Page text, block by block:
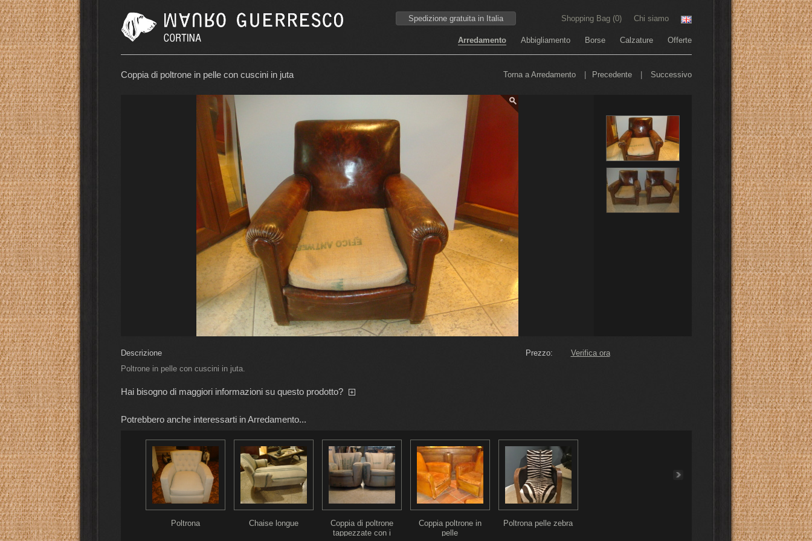
Spedizione gratuita in Italia Shopping Bag (0) Chi siamo
Arredamento Abbigliamento Borse Calzature Offerte
Coppia di poltrone in pelle con cuscini in juta Torna a Arredamento Precedente Successivo
Descrizione
Poltrone in pelle con cuscini in juta.
Prezzo: Verifica ora
Hai bisogno di maggiori informazioni su questo prodotto?
Potrebbero anche interessarti in Arredamento...
poltrone in
di mucca
Coppia di poltrone
Club di pelle
Poltrona Chaise longue
Coppia di poltrone
tappezzate con i
Coppia poltrone in
pelle
Poltrona pelle zebra